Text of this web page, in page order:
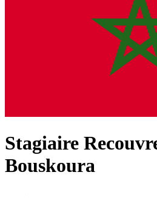
Stagiaire
Bouskoura